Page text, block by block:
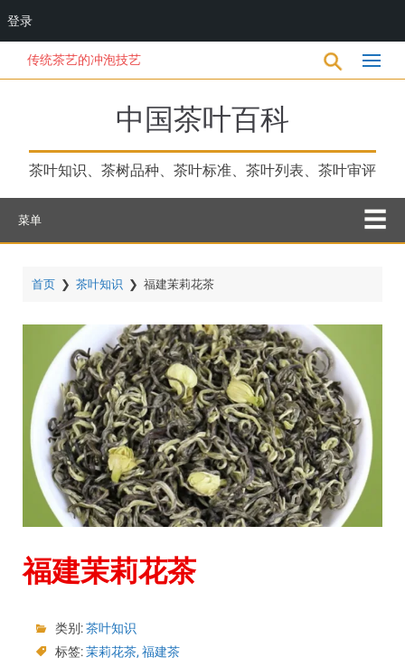
到
茶艺的冲泡技艺
中国茶叶百科
茶叶知识、茶树品种、茶叶标准、茶叶列表、茶叶审评
菜单
首页 ❯ 茶叶知识 ❯ 福建茉莉花茶
福建茉莉花茶
类别:茶叶知识
标签:茉莉花茶, 福建茶
登录